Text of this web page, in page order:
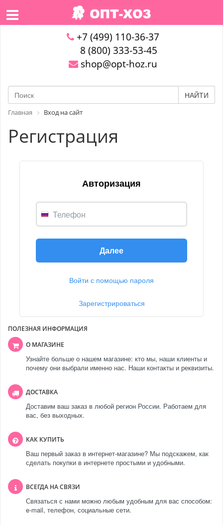
+7 (499) 110-36-37
8 (800) 333-53-45
shop@opt-hoz.ru
НАЙТИ
Главная Вход на сайт
Регистрация
Авторизация
Телефон
Далее
Войти с помощью пароля
Зарегистрироваться
ПОЛЕЗНАЯ ИНФОРМАЦИЯ
О МАГАЗИНЕ
Узнайте больше о нашем магазине: кто мы, наши клиенты и
почему они выбрали именно нас. Наши контакты и реквизиты.
ДОСТАВКА
Доставим ваш заказ в любой регион России. Работаем для
вас, без выходных.
КАК КУПИТЬ
Ваш первый заказ в интернет-магазине? Мы подскажем, как
сделать покупки в интернете простыми и удобными.
ВСЕГДА НА СВЯЗИ
Связаться с нами можно любым удобным для вас способом:
e-mail, телефон, социальные сети.